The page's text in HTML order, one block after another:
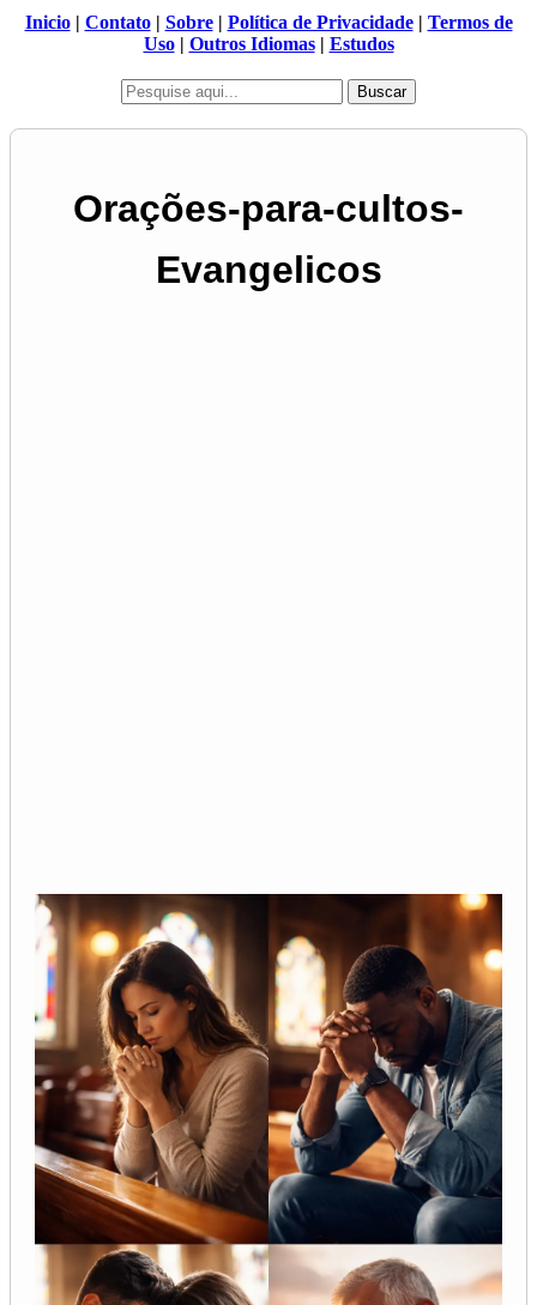
Inicio| Contato| Sobre| Política de Privacidade| Termos de
Uso| Outros Idiomas| Estudos
Buscar
Orações-para-cultos-
Evangelicos